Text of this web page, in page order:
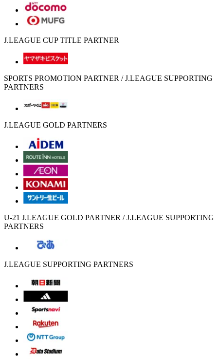
J.LEAGUE CUP TITLE PARTNER
SPORTS PROMOTION PARTNER / J.LEAGUE SUPPORTING
PARTNERS
J.LEAGUE GOLD PARTNERS
U-21 J.LEAGUE GOLD PARTNER / J.LEAGUE SUPPORTING
PARTNERS
J.LEAGUE SUPPORTING PARTNERS